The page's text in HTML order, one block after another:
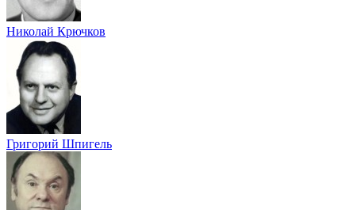
Николай Крючков
Григорий Шпигель